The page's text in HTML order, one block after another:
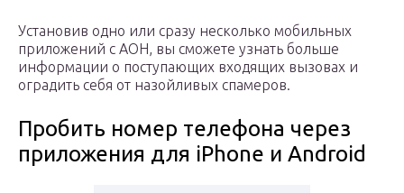
Установив одно или сразу несколько мобильных
приложений с АОН, вы сможете узнать больше
информации о поступающих входящих вызовах и
оградить себя от назойливых спамеров.
Пробить номер телефона через
приложения для iPhone и Android